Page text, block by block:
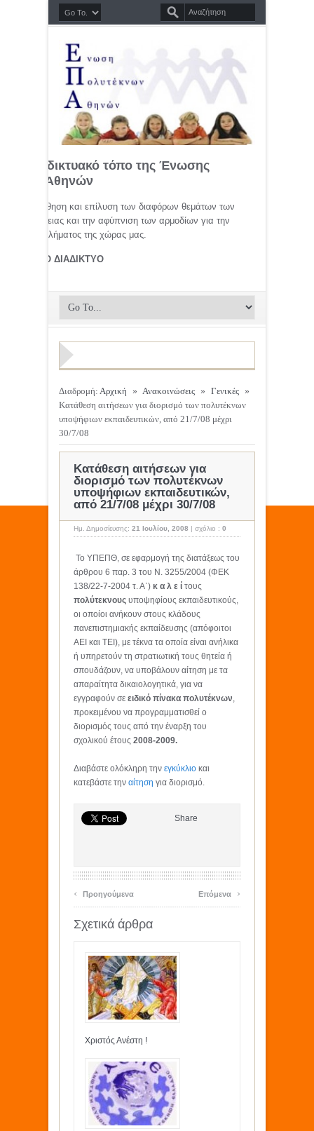
διαδικτυακό τόπο της Ένωσης
Αθηνών
προώθηση και επίλυση των διαφόρων θεμάτων των
οικογένειας και την αφύπνιση των αρμοδίων για την
προβλήματος της χώρας μας.
ΣΤΟ ΔΙΑΔΙΚΤΥΟ
Διαδρομή: Αρχική » Ανακοινώσεις » Γενικές »
Κατάθεση αιτήσεων για διορισμό των πολυτέκνων
υποψήφιων εκπαιδευτικών, από 21/7/08 μέχρι
30/7/08
Κατάθεση αιτήσεων για
διορισμό των πολυτέκνων
υποψήφιων εκπαιδευτικών,
από 21/7/08 μέχρι 30/7/08
Ημ. Δημοσίευσης: 21 Ιουλίου, 2008 | σχόλιο : 0
Το ΥΠΕΠΘ, σε εφαρμογή της διατάξεως του
άρθρου 6 παρ. 3 του Ν. 3255/2004 (ΦΕΚ
138/22-7-2004 τ. Α΄) κ α λ ε ί τους
πολύτεκνους υποψηφίους εκπαιδευτικούς,
οι οποίοι ανήκουν στους κλάδους
πανεπιστημιακής εκπαίδευσης (απόφοιτοι
ΑΕΙ και ΤΕΙ), με τέκνα τα οποία είναι ανήλικα
ή υπηρετούν τη στρατιωτική τους θητεία ή
σπουδάζουν, να υποβάλουν αίτηση με τα
απαραίτητα δικαιολογητικά, για να
εγγραφούν σε ειδικό πίνακα πολυτέκνων,
προκειμένου να προγραμματισθεί ο
διορισμός τους από την έναρξη του
σχολικού έτους 2008-2009.
Διαβάστε ολόκληρη την εγκύκλιο και
κατεβάστε την αίτηση για διορισμό.
Share
‹ Προηγούμενα Επόμενα ›
Σχετικά άρθρα
Χριστός Ανέστη !